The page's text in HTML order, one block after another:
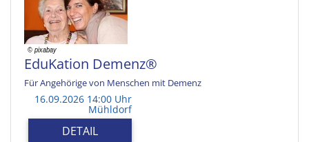
EduKation Demenz®
Für Angehörige von Menschen mit Demenz
16.09.2026 14:00 Uhr
Mühldorf
DETAIL